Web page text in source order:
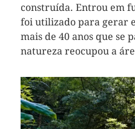
construída. Entrou em
foi utilizado para gerar
mais de 40 anos que se
natureza reocupou a